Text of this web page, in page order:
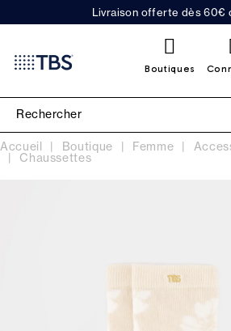
Livraison offerte dès 60€
Boutiques
Accueil Boutique Femme
Chaussettes